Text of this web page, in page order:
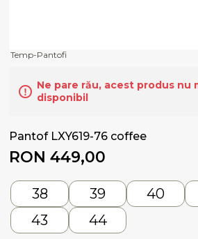
Temp-Pantofi
Ne pare rău, acest produs nu
disponibil
Pantof LXY619-76 coffee
RON 449,00
38 39 40
43
44